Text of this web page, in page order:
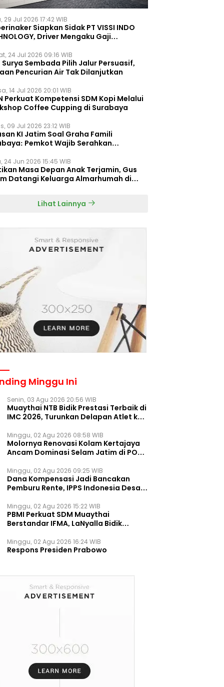
29 Jul 2026 17:42 WIB
Siapkan Sidak PT VISSI INDO
Driver Mengaku Gaji
24 Jul 2026 09:16 WIB
Surya Sembada Pilih Jalur Persuasif,
Pencurian Air Tak Dilanjutkan
14 Jul 2026 20:01 WIB
Perkuat Kompetensi SDM Kopi Melalui
Coffee Cupping di Surabaya
09 Jul 2026 23:12 WIB
KI Jatim Soal Graha Famili
Pemkot Wajib Serahkan
24 Jun 2026 15:45 WIB
Masa Depan Anak Terjamin, Gus
Datangi Keluarga Almarhumah di
Lihat Lainnya
Minggu Ini
Senin, 03 Agu 2026 20:56 WIB
Muaythai NTB Bidik Prestasi Terbaik di
IMC 2026, Turunkan Delapan Atlet ke
Minggu, 02 Agu 2026 08:58 WIB
Molornya Renovasi Kolam Kertajaya
Ancam Dominasi Selam Jatim di PON
Minggu, 02 Agu 2026 09:25 WIB
Dana Kompensasi Jadi Bancakan
Pemburu Rente, IPPS Indonesia Desak
Permanen
Minggu, 02 Agu 2026 15:22 WIB
PBMI Perkuat SDM Muaythai
Berstandar IFMA, LaNyalla Bidik
Minggu, 02 Agu 2026 16:24 WIB
Respons Presiden Prabowo